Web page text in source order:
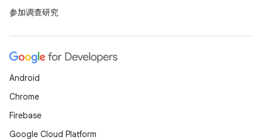
参加调查研究
Android
Chrome
Firebase
Google Cloud Platform